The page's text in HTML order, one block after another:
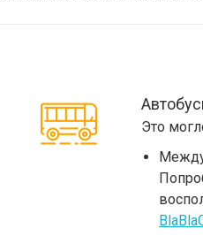
Это
Между